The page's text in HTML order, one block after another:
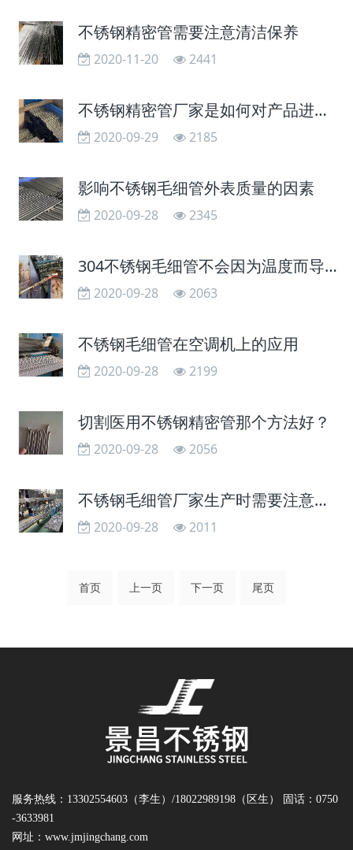
不锈钢精密管需要注意清洁保养
2020-11-20 2441
不锈钢精密管厂家是如何对产品进行抛光的？
2020-09-29 2185
影响不锈钢毛细管外表质量的因素
2020-09-28 2345
304不锈钢毛细管不会因为温度而导致性能出现变化
2020-09-28 2063
不锈钢毛细管在空调机上的应用
2020-09-28 2199
切割医用不锈钢精密管那个方法好？
2020-09-28 2056
不锈钢毛细管厂家生产时需要注意的3点事项
2020-09-28 2011
首页 上一页 下一页 尾页
服务热线：13302554603（李生）/18022989198（区生） 固话：0750
-3633981
网址： www.jmjingchang.com